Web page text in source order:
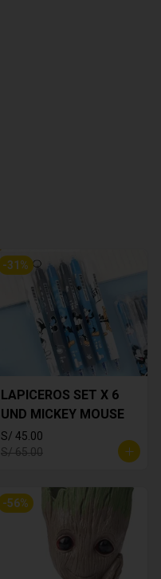
-31 %
LAPICEROS SET X 6
UND MICKEY MOUSE
S/ 45.00
S/ 65.00
-56%